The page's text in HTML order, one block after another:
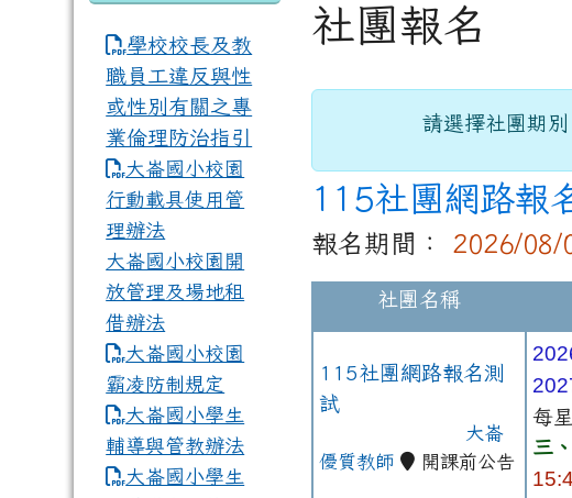
社團報名
請選擇社團期別
115社團網路報
報名期間： 2026/08/
社團名稱
115社團網路報名測
試
大崙
優質教師
開課前公告
每
三
學校校長及教
職員工違反與性
或性別有關之專
業倫理防治指引
大崙國小校園
行動載具使用管
理辦法
大崙國小校園開
放管理及場地租
借辦法
大崙國小校園
霸凌防制規定
大崙國小學生
輔導與管教辦法
大崙國小學生